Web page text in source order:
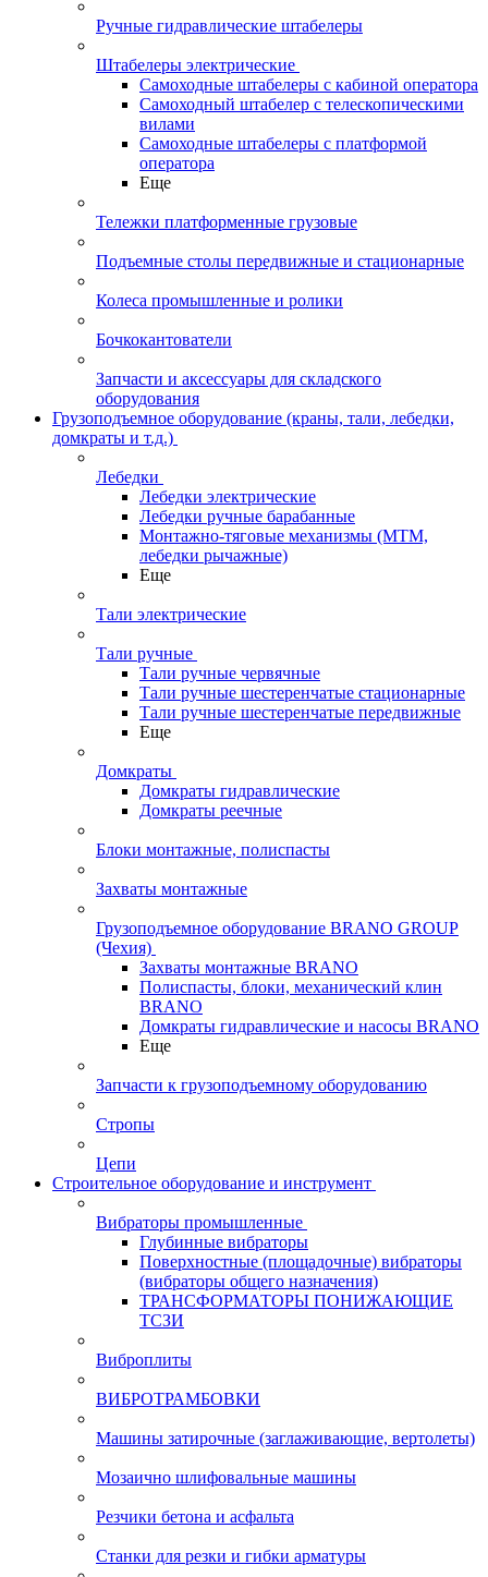
Ручные гидравлические штабелеры
Штабелеры электрические
Самоходные штабелеры с кабиной оператора
Самоходный штабелер с телескопическими
вилами
Самоходные штабелеры с платформой
оператора
Еще
Тележки платформенные грузовые
Подъемные столы передвижные и стационарные
Колеса промышленные и ролики
Бочкокантователи
Запчасти и аксессуары для складского
оборудования
Грузоподъемное оборудование (краны, тали, лебедки,
домкраты и т.д.)
Лебедки
Лебедки электрические
Лебедки ручные барабанные
Монтажно-тяговые механизмы (МТМ,
лебедки рычажные)
Еще
Тали электрические
Тали ручные
Тали ручные червячные
Тали ручные шестеренчатые стационарные
Тали ручные шестеренчатые передвижные
Еще
Домкраты
Домкраты гидравлические
Домкраты реечные
Блоки монтажные, полиспасты
Захваты монтажные
Грузоподъемное оборудование BRANO GROUP
(Чехия)
Захваты монтажные BRANO
Полиспасты, блоки, механический клин
BRANO
Домкраты гидравлические и насосы BRANO
Еще
Запчасти к грузоподъемному оборудованию
Стропы
Цепи
Строительное оборудование и инструмент
Вибраторы промышленные
Глубинные вибраторы
Поверхностные (площадочные) вибраторы
(вибраторы общего назначения)
ТРАНСФОРМАТОРЫ ПОНИЖАЮЩИЕ
ТСЗИ
Виброплиты
ВИБРОТРАМБОВКИ
Машины затирочные (заглаживающие, вертолеты)
Мозаично шлифовальные машины
Резчики бетона и асфальта
Станки для резки и гибки арматуры